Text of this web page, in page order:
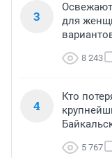
3
для
8 243
4
Кто
5 767